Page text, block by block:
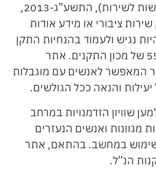
מוגבלות (התאמות נגישות לשירות), התשע”ג-2013,
ציבורי או מידע אודות
נגיש ולעמוד בהנחיות התקן
הישראלי לנגישות 5568 של מכון התקנים. אתר
המאפשר לאנשים עם מוגבלות
והנאה ככל הגולשים.
שוויון הזדמנויות במרחב
מגוונות ואנשים הנעזרים
במחשב. בהתאם, אתר
הנ”ל.